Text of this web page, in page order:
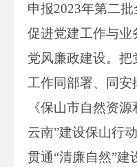
申报2023年第二
促进党建工作与业
党风廉政建设。
工作同部署、同安
《保山市自然资
云南”建设保山行
贯通“清廉自然”建